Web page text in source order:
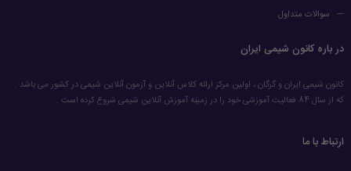
سوالات متداول
در باره کانون شیمی ایران
کانون شیمی ایران و گرگان ، اولین مرکز ارائه کلاس آنلاین و آزمون آنلاین شیمی در کشور می باشد .
که از سال 84 فعالیت آموزشی خود را در زمینه آموزش آنلاین شیمی شروع کرده است .
ارتباط با ما